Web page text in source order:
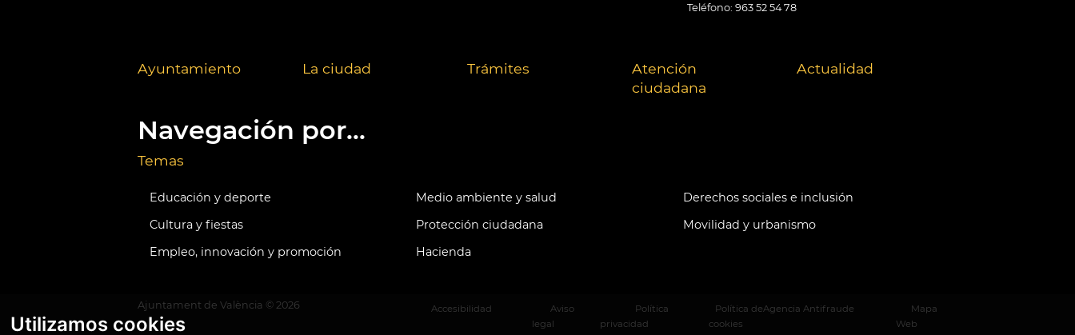
Utilizamos cookies
Teléfono: 963 52 54 78
Ayuntamiento La ciudad Trámites
Atención
ciudadana
Actualidad
Navegación por...
Temas
Educación y deporte Medio ambiente y salud
Derechos sociales e inclusión
Cultura y fiestas
Protección ciudadana
Movilidad y urbanismo
Empleo, innovación y promoción
Hacienda
Ajuntament de València © 2026 Accesibilidad
Aviso
legal
Política
privacidad
Política de
cookies
Agencia Antifraude
Mapa
Web